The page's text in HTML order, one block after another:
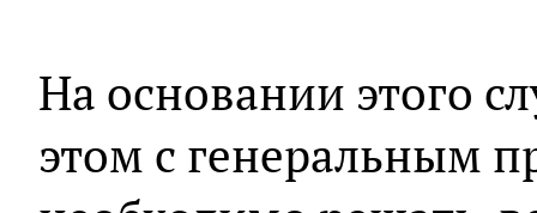
На основании этого
этом с генеральным